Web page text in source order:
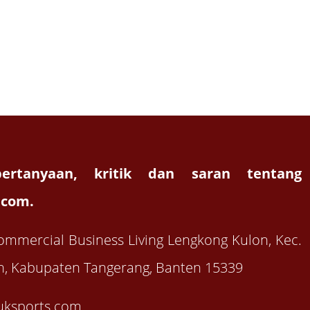
kritik dan saran tentang
Business Living Lengkong Kulon, Kec.
Kabupaten Tangerang, Banten 15339